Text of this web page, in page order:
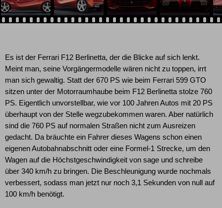
Es ist der Ferrari F12 Berlinetta, der die Blicke auf sich lenkt.
Meint man, seine Vorgängermodelle wären nicht zu toppen, irrt
man sich gewaltig. Statt der 670 PS wie beim Ferrari 599 GTO
sitzen unter der Motorraumhaube beim F12 Berlinetta stolze 760
PS. Eigentlich unvorstellbar, wie vor 100 Jahren Autos mit 20 PS
überhaupt von der Stelle wegzubekommen waren. Aber natürlich
sind die 760 PS auf normalen Straßen nicht zum Ausreizen
gedacht. Da bräuchte ein Fahrer dieses Wagens schon einen
eigenen Autobahnabschnitt oder eine Formel-1 Strecke, um den
Wagen auf die Höchstgeschwindigkeit von sage und schreibe
über 340 km/h zu bringen. Die Beschleunigung wurde nochmals
verbessert, sodass man jetzt nur noch 3,1 Sekunden von null auf
100 km/h benötigt.